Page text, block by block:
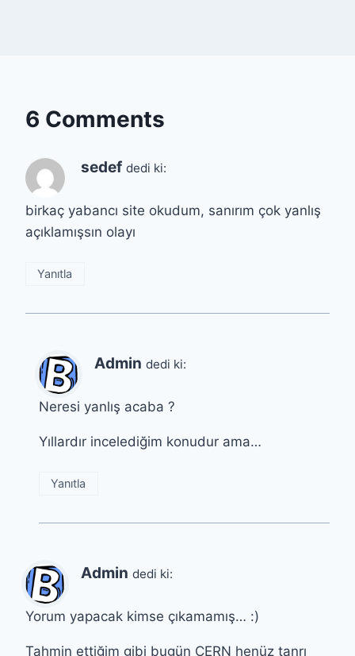
6 Comments
sedef dedi ki:
birkaç yabancı site okudum, sanırım çok yanlış
açıklamışsın olayı
Yanıtla
Admin dedi ki:
Neresi yanlış acaba ?
Yıllardır incelediğim konudur ama…
Yanıtla
Admin dedi ki:
Yorum yapacak kimse çıkamamış… :)
Tahmin ettiğim gibi bugün CERN henüz tanrı